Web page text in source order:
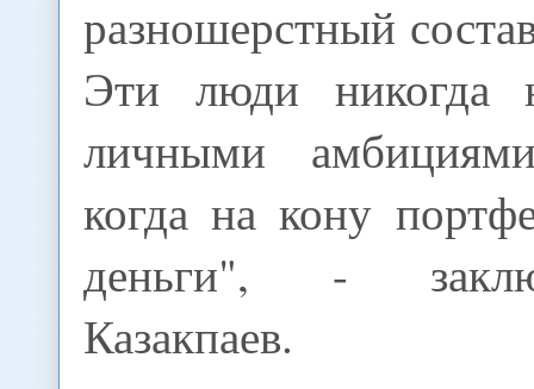
разношерстный
Эти люди никогда
личными
когда на кону
деньги", -
Казакпаев.